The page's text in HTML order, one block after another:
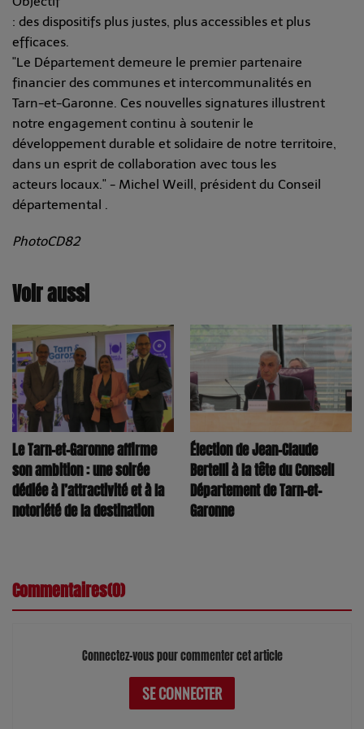
: des dispositifs plus justes, plus accessibles et plus
efficaces.
"Le Département demeure le premier partenaire
financier des communes et intercommunalités en
Tarn-et-Garonne. Ces nouvelles signatures illustrent
notre engagement continu à soutenir le
développement durable et solidaire de notre territoire,
dans un esprit de collaboration avec tous les
acteurs locaux." - Michel Weill, président du Conseil
départemental .
PhotoCD82
Voir aussi
Le Tarn-et-Garonne affirme
son ambition : une soirée
dédiée à l’attractivité et à la
notoriété de la destination
Élection de Jean-Claude
Bertelli à la tête du Conseil
Département de Tarn-et-
Garonne
Commentaires(0)
Connectez-vous pour commenter cet article
SE CONNECTER